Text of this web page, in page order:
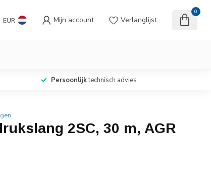
EUR Mijn account Verlanglijst
0
Persoonlijktechnisch advies
2SC, 30 m, AGR